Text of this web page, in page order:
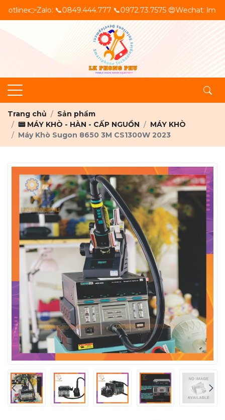
📞0972.73.7575 😍Wechat: lm
Trang chủ
Sản phẩm
📟 MÁY KHÒ - HÀN - CẤP NGUỒN
MÁY KHÒ
Máy Khò Sugon 8650 3M CS1300W 2023